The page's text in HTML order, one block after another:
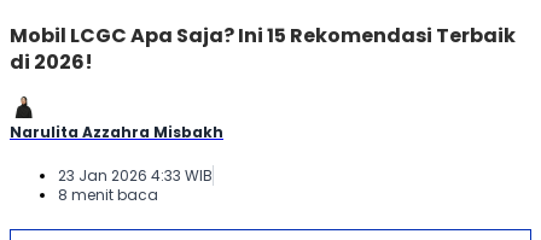
Mobil LCGC Apa Saja? Ini 15 Rekomendasi Terbaik
di 2026!
Narulita Azzahra Misbakh
23 Jan 2026 4:33 WIB
8 menit baca